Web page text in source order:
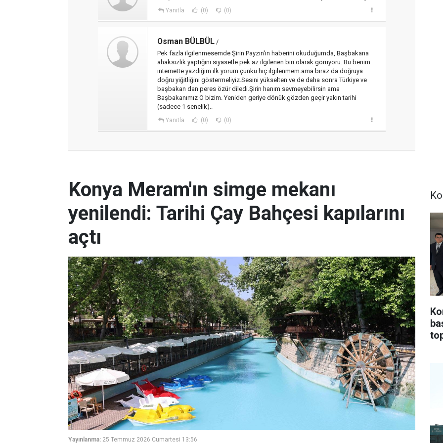
Yanıtla (0) (0)
Osman BÜLBÜL /
Pek fazla ilgilenmesemde Şirin Payzın'ın haberini okuduğumda, Başbakana
ahaksızlık yaptığını siyasetle pek az ilgilenen biri olarak görüyoru. Bu benim
internette yazdığım ilk yorum çünkü hiç ilgilenmem.ama biraz da doğruya
doğru yiğitliğini göstermeliyiz.Sesini yükselten ve de daha sonra Türkiye ve
başbakan dan peres özür diledi.Şirin hanım sevmeyebilirsin ama
Başbakanımız O bizim. Yeniden geriye dönük gözden geçir yakın tarihi
(sadece 1 senelik)..
Yanıtla (0) (0)
Konya Meram'ın simge mekanı
yenilendi: Tarihi Çay Bahçesi kapılarını
açtı
Yayınlanma: 25 Temmuz 2026 Cumartesi 13:56